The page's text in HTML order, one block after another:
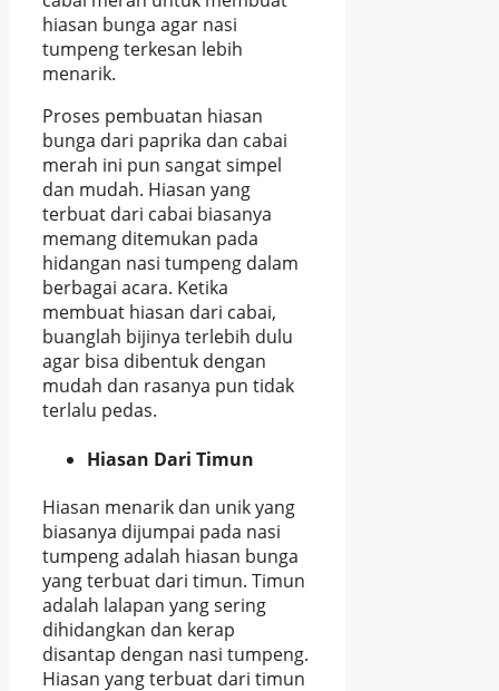
hiasan bunga agar nasi
tumpeng terkesan lebih
menarik.
Proses pembuatan hiasan
bunga dari paprika dan cabai
merah ini pun sangat simpel
dan mudah. Hiasan yang
terbuat dari cabai biasanya
memang ditemukan pada
hidangan nasi tumpeng dalam
berbagai acara. Ketika
membuat hiasan dari cabai,
buanglah bijinya terlebih dulu
agar bisa dibentuk dengan
mudah dan rasanya pun tidak
terlalu pedas.
Hiasan Dari Timun
Hiasan menarik dan unik yang
biasanya dijumpai pada nasi
tumpeng adalah hiasan bunga
yang terbuat dari timun. Timun
adalah lalapan yang sering
dihidangkan dan kerap
disantap dengan nasi tumpeng.
Hiasan yang terbuat dari timun